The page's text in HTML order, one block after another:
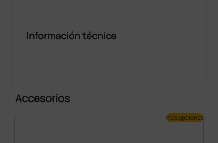
Información técnica
Accesorios
más opciones